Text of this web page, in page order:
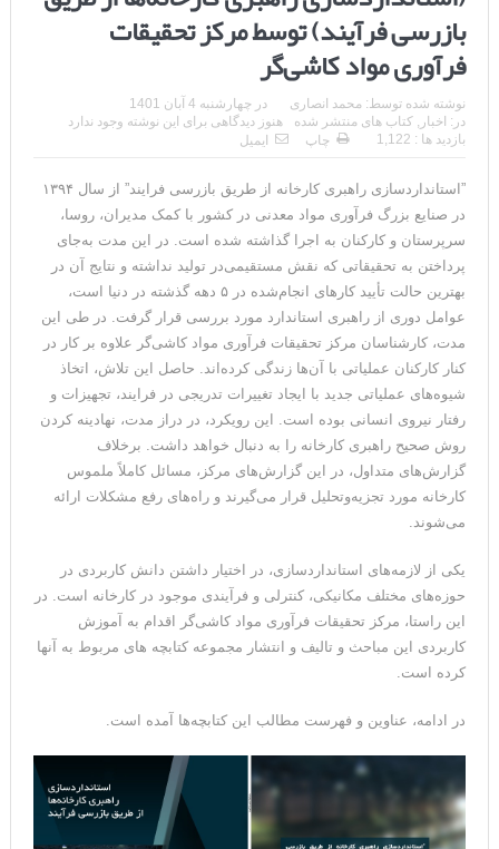
بازرسی فرآیند) توسط مرکز تحقیقات
فرآوری مواد کاشی‌گر
نوشته شده توسط: محمد انصاری در چهارشنبه 4 آبان 1401
در: اخبار , کتاب های منتشر شده
هنوز دیدگاهی برای این نوشته وجود ندارد
بازدید ها : 1,122
چاپ ایمیل
”استانداردسازی راهبری کارخانه از طریق بازرسی فرایند” از سال ۱۳۹۴
در صنایع بزرگ فرآوری مواد معدنی در کشور با کمک مدیران، روسا،
سرپرستان و کارکنان به اجرا گذاشته شده است. در این مدت به‌جای
پرداختن به تحقیقاتی که نقش مستقیمی‌در تولید نداشته و نتایج آن در
بهترین حالت تأیید کارهای انجام‌شده در ۵ دهه گذشته در دنیا است،
عوامل دوری از راهبری استاندارد مورد بررسی قرار گرفت. در طی این
مدت، کارشناسان مرکز تحقیقات فرآوری مواد کاشی‌گر علاوه بر کار در
کنار کارکنان عملیاتی با آن‌ها زندگی کرده‌اند. حاصل این تلاش، اتخاذ
شیوه‌های عملیاتی جدید با ایجاد تغییرات تدریجی در فرایند، تجهیزات و
رفتار نیروی انسانی بوده است. این رویکرد، در دراز مدت، نهادینه کردن
روش صحیح راهبری کارخانه را به دنبال خواهد داشت. برخلاف
گزارش‌های متداول، در این گزارش‌های مرکز، مسائل کاملاً ملموس
کارخانه مورد تجزیه‌وتحلیل قرار می‌گیرند و راه‌های رفع مشکلات ارائه
می‌شوند.
یکی از لازمه‌های استانداردسازی، در اختیار داشتن دانش کاربردی در
حوزه‌های مختلف مکانیکی، کنترلی و فرآیندی موجود در کارخانه است. در
این راستا، مرکز تحقیقات فرآوری مواد کاشی‎‌گر اقدام به آموزش
کاربردی این مباحث و تالیف و انتشار مجموعه کتابچه های مربوط به آنها
کرده است.
در ادامه، عناوین و فهرست مطالب این کتابچه‌ها آمده است.